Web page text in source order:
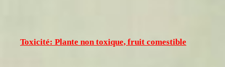
Toxicité: Plante non toxique, fruit comestible